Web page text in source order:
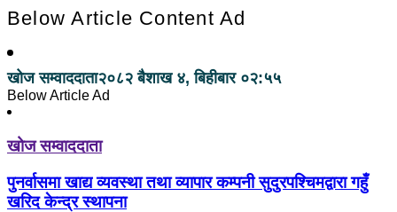
Below Article Content Ad
खोज सम्वाददाता२०८२ बैशाख ४, बिहीबार ०२:५५
Below Article Ad
खोज सम्वाददाता
पुनर्वासमा खाद्य व्यवस्था तथा व्यापार कम्पनी सुदुरपश्चिमद्वारा गहुँ
खरिद केन्द्र स्थापना